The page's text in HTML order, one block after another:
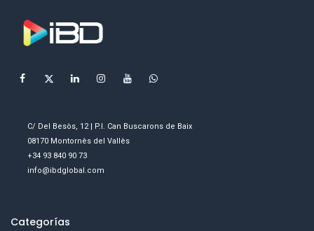
C/ Del Besòs, 12 | P.I. Can Buscarons de Baix
08170 Montornès del Vallès
+34 93 840 90 73
info@ibdglobal.com
Categorías